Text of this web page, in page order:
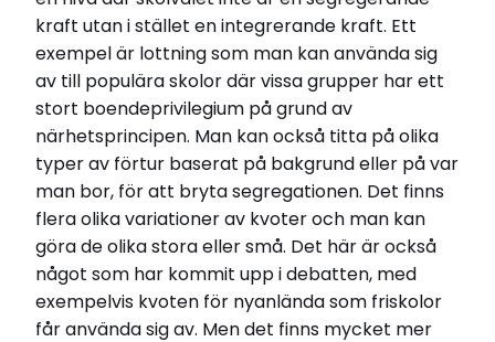
kraft utan i stället en integrerande kraft. Ett
exempel är lottning som man kan använda sig
av till populära skolor där vissa grupper har ett
stort boendeprivilegium på grund av
närhetsprincipen. Man kan också titta på olika
typer av förtur baserat på bakgrund eller på var
man bor, för att bryta segregationen. Det finns
flera olika variationer av kvoter och man kan
göra de olika stora eller små. Det här är också
något som har kommit upp i debatten, med
exempelvis kvoten för nyanlända som friskolor
får använda sig av. Men det finns mycket mer